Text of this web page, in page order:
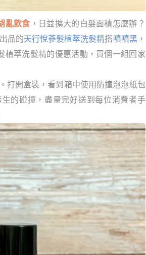
亂飲食 ，日益擴大的白髮面積怎麼辦？
出品的天行悅蔘髮植萃洗髮精搭噴噴黑 ，
植萃洗髮精的優惠活動，買個一組回家
打開盒裝，看到箱中使用防撞泡泡紙包
的碰撞，盡量完好送到每位消費者手